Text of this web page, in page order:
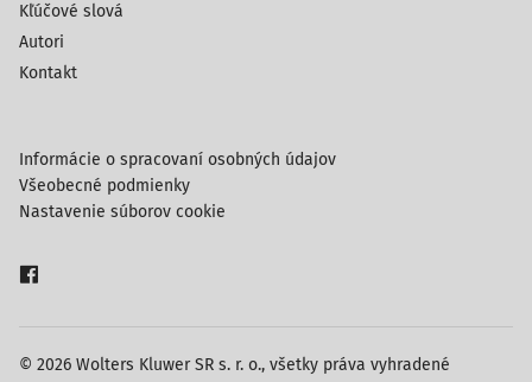
Kľúčové slová
Autori
Kontakt
© 2026 Wolters Kluwer SR s. r. o., všetky práva vyhradené
Informácie o spracovaní osobných údajov
Všeobecné podmienky
Nastavenie súborov cookie